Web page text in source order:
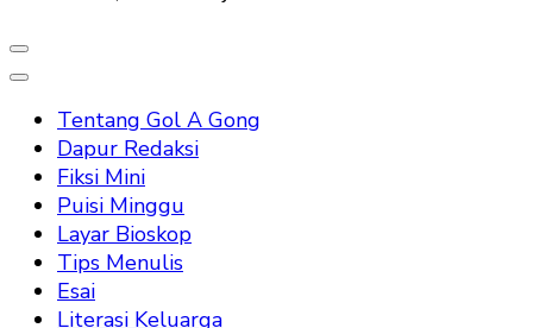
Tentang Gol A Gong
Dapur Redaksi
Fiksi Mini
Puisi Minggu
Layar Bioskop
Tips Menulis
Esai
Literasi Keluarga